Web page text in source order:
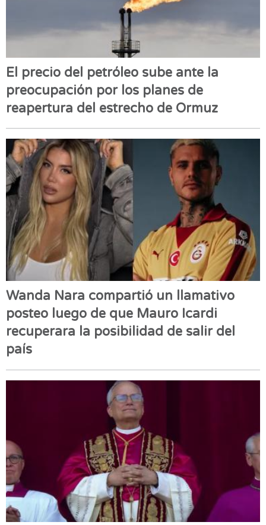
El precio del petróleo sube ante la
preocupación por los planes de
reapertura del estrecho de Ormuz
Wanda Nara compartió un llamativo
posteo luego de que Mauro Icardi
recuperara la posibilidad de salir del
país